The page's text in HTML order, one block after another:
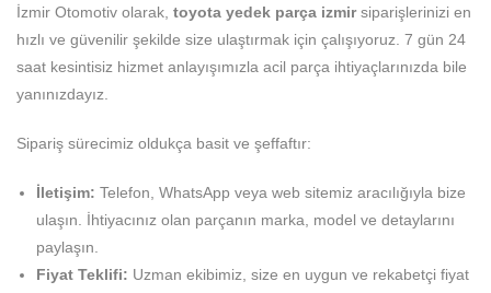
İzmir Otomotiv olarak, toyota yedek parça izmirsiparişlerinizi en
hızlı ve güvenilir şekilde size ulaştırmak için çalışıyoruz. 7 gün 24
saat kesintisiz hizmet anlayışımızla acil parça ihtiyaçlarınızda bile
yanınızdayız.
Sipariş sürecimiz oldukça basit ve şeffaftır:
İletişim: Telefon, WhatsApp veya web sitemiz aracılığıyla bize
ulaşın. İhtiyacınız olan parçanın marka, model ve detaylarını
paylaşın.
Fiyat Teklifi: Uzman ekibimiz, size en uygun ve rekabetçi fiyat